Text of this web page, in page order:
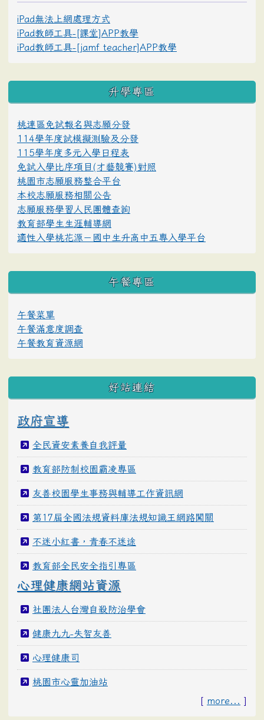
iPad無法上網處理方式
iPad教師工具-[課堂]APP教學
iPad教師工具-[jamf teacher]APP教學
升學專區
桃連區免試報名與志願分發
114學年度試模擬測驗及分發
115學年度多元入學日程表
免試入學比序項目(才藝競賽)對照
桃園市志願服務整合平台
本校志願服務相關公告
志願服務學習人民團體查詢
教育部學生生涯輔導網
適性入學桃花源－國中生升高中五專入學平台
午餐專區
午餐菜單
午餐滿意度調查
午餐教育資源網
好站連結
政府宣導
全民資安素養自我評量
教育部防制校園霸凌專區
友善校園學生事務與輔導工作資訊網
第17屆全國法規資料庫法規知識王網路闖關
不迷小紅書，青春不迷途
教育部全民安全指引專區
心理健康網站資源
社團法人台灣自殺防治學會
健康九九-失智友善
心理健康司
桃園市心靈加油站
[ more... ]